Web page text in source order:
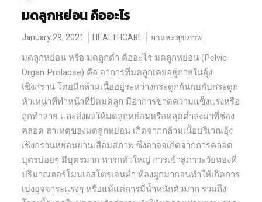
มดลูกหย่อน คืออะไร
January 29, 2021 HEALTHCARE ยาและสุขภาพ
มดลูกหย่อน หรือ มดลูกต่ำ คืออะไร มดลูกหย่อน (Pelvic
Organ Prolapse) คือ อาการที่มดลูกเคยอยู่ภายในอุ้ง
เชิงกราน โดยมีกล้ามเนื้ออยู่ระหว่างกระดูกก้นกบกับกระดูก
หัวเหน่าที่ทำหน้าที่ยึดมดลูก มีอาการขาดความแข็งแรงหรือ
ถูกทำลาย และส่งผลให้มดลูกหย่อนหรือหลุดต่ำลงมาที่ช่อง
คลอด สาเหตุของมดลูกหย่อน เกิดจากกล้ามเนื้อบริเวณอุ้ง
เชิงกรานหย่อนยานเสื่อมสภาพ ซึ่งอาจจเกิดจากการคลอด
บุตรบ่อยๆ มีบุตรมาก ทารกตัวใหญ่ การเข้าสู่ภาวะวัยทองที่
ปริมาณฮอร์โมนเอสโตรเจนต่ำ ท้องผูกมากจนทำให้เกิดการ
เบ่งอุจจาระแรงๆ หรือแม้แต่การมีน้ำหนักตัวมาก รวมถึง